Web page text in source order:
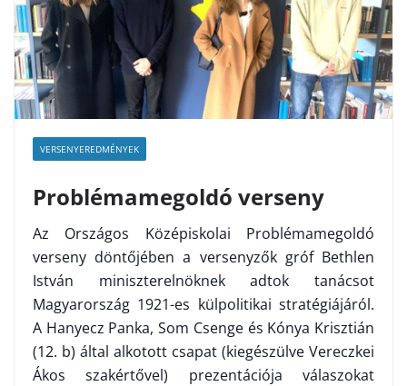
VERSENYEREDMÉNYEK
Problémamegoldó verseny
Az Országos Középiskolai Problémamegoldó
verseny döntőjében a versenyzők gróf Bethlen
István miniszterelnöknek adtok tanácsot
Magyarország 1921-es külpolitikai stratégiájáról.
A Hanyecz Panka, Som Csenge és Kónya Krisztián
(12. b) által alkotott csapat (kiegészülve Vereczkei
Ákos szakértővel) prezentációja válaszokat